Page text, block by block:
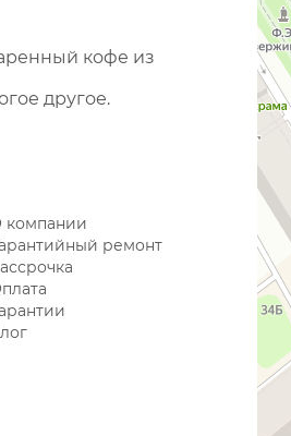
кофе из
другое.
компании
ремонт